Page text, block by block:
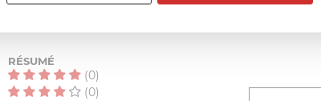
RÉSUMÉ
(0)
(0)